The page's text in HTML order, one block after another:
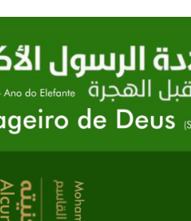
da data em que
o Imam Ali Ibn Al-
Al-Ábidin” (Formosura